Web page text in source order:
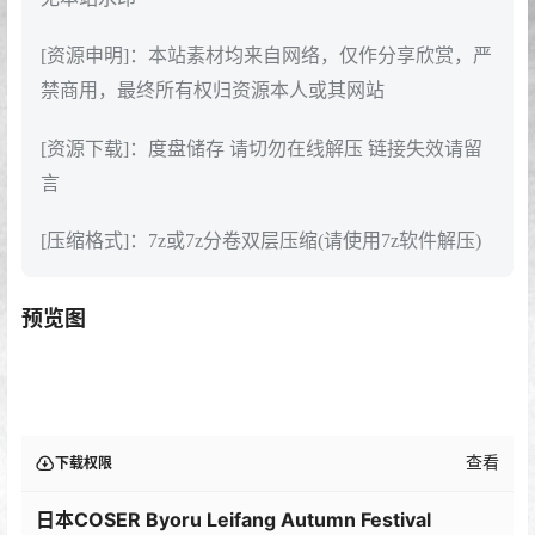
[资源申明]：本站素材均来自网络，仅作分享欣赏，严
禁商用，最终所有权归资源本人或其网站
[资源下载]：度盘储存 请切勿在线解压 链接失效请留
言
[压缩格式]：7z或7z分卷双层压缩(请使用7z软件解压)
预览图
下载权限 查看
日本COSER Byoru Leifang Autumn Festival